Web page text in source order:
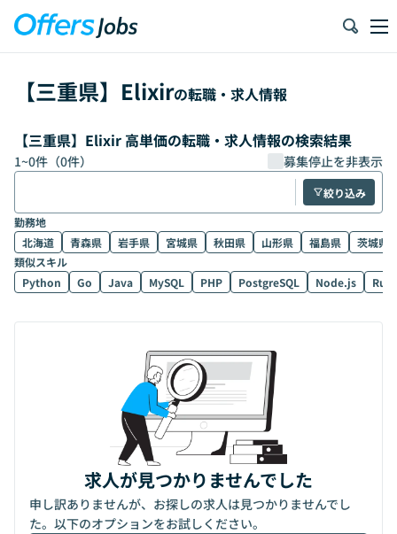
【三重県】 Elixirの転職・求人情報
【三重県】Elixir 高単価の転職・求人情報の検索結果
1~0件（0件） 募集停止を非表示
絞り込み
勤務地
北海道
青森県 岩手県 宮城県 秋田県 山形県 福島県
茨城県
類似スキル
Python
Go Java MySQL PHP PostgreSQL Node.js
求人が見つかりませんでした
申し訳ありませんが、お探しの求人は見つかりませんでし
た。以下のオプションをお試しください。